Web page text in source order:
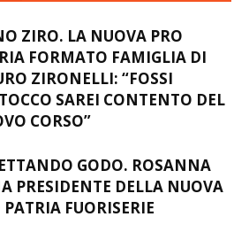
ZIRO. LA NUOVA PRO
FORMATO FAMIGLIA DI
ZIRONELLI: “FOSSI
SAREI CONTENTO DEL
CORSO”
GODO. ROSANNA
PRESIDENTE DELLA NUOVA
PATRIA FUORISERIE